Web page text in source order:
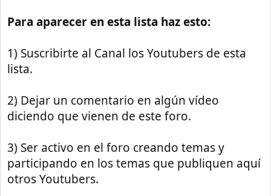
Para aparecer en esta lista haz esto:
1) Suscribirte al Canal los Youtubers de esta
lista.
2) Dejar un comentario en algún vídeo
diciendo que vienen de este foro.
3) Ser activo en el foro creando temas y
participando en los temas que publiquen aquí
otros Youtubers.